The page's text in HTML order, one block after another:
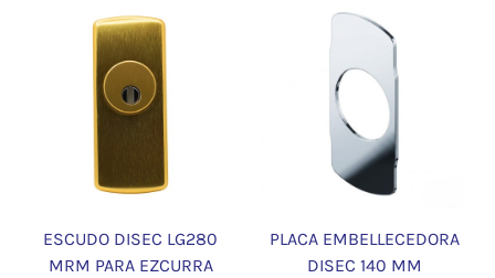
ESCUDO DISEC LG280
MRM PARA EZCURRA
PLACA EMBELLECEDORA
DISEC 140 MM